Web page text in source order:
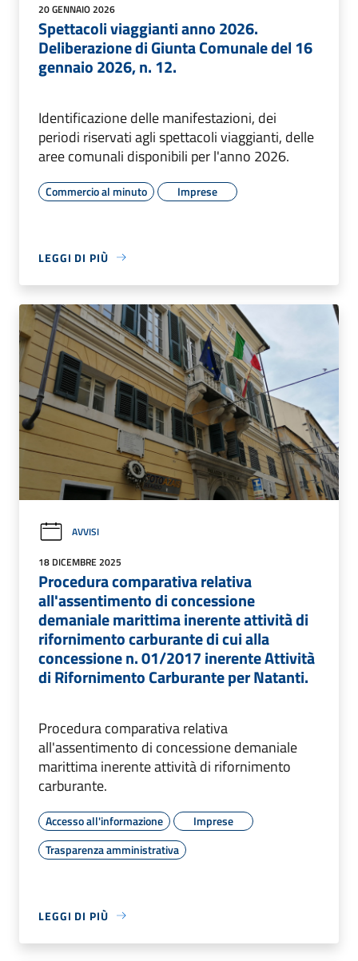
20 GENNAIO 2026
Spettacoli viaggianti anno 2026.
Deliberazione di Giunta Comunale del 16
gennaio 2026, n. 12.
Identificazione delle manifestazioni, dei
periodi riservati agli spettacoli viaggianti, delle
aree comunali disponibili per l'anno 2026.
Commercio al minuto Imprese
LEGGI DI PIÙ
AVVISI
18 DICEMBRE 2025
Procedura comparativa relativa
all'assentimento di concessione
demaniale marittima inerente attività di
rifornimento carburante di cui alla
concessione n. 01/2017 inerente Attività
di Rifornimento Carburante per Natanti.
Procedura comparativa relativa
all'assentimento di concessione demaniale
marittima inerente attività di rifornimento
carburante.
Accesso all'informazione
Imprese
Trasparenza amministrativa
LEGGI DI PIÙ